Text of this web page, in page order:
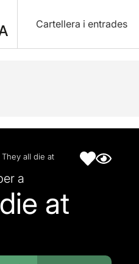
Cartellera i entrades
They all die at
a
at